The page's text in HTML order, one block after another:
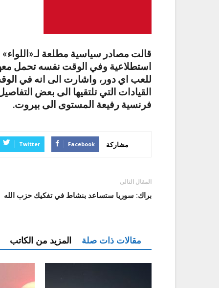
قالت مصادر سياسية مطلعة
استطلاعية وفي الوقت نفسه تحمل
للعب اي دور، واشارت الى انه في
القيادات التي تلتقيها الى بعض
فرنسية رفيعة المستوى الى بيروت.
مشاركة Facebook
Twitter
المقال التالى
براك: سوريا ستساعد بنشاط في تفكيك حزب الله
مقالات ذات صلة المزيد من الكاتب